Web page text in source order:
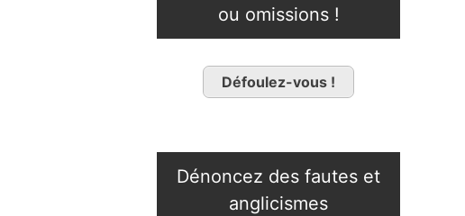
ou omissions !
Défoulez-vous !
Dénoncez des fautes et
anglicismes